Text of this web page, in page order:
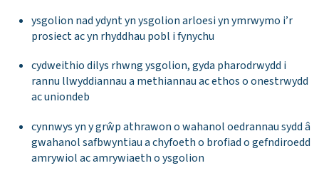
ysgolion nad ydynt yn ysgolion arloesi yn ymrwymo i’r
prosiect ac yn rhyddhau pobl i fynychu
cydweithio dilys rhwng ysgolion, gyda pharodrwydd i
rannu llwyddiannau a methiannau ac ethos o onestrwydd
ac uniondeb
cynnwys yn y grŵp athrawon o wahanol oedrannau sydd â
gwahanol safbwyntiau a chyfoeth o brofiad o gefndiroedd
amrywiol ac amrywiaeth o ysgolion